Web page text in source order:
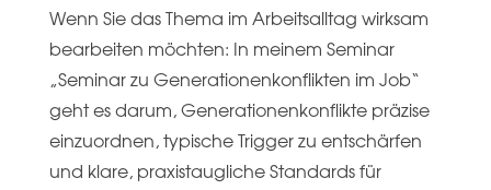
Wenn Sie das Thema im Arbeitsalltag wirksam
bearbeiten möchten: In meinem Seminar
„Seminar zu Generationenkonflikten im Job“
geht es darum, Generationenkonflikte präzise
einzuordnen, typische Trigger zu entschärfen
und klare, praxistaugliche Standards für